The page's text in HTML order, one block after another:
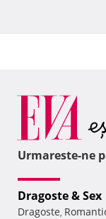
Urmareste-ne
Dragoste & Sex
Dragoste,